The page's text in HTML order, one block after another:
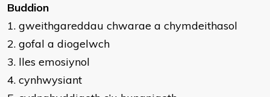
Buddion
1. gweithgareddau chwarae a chymdeithasol
2. gofal a diogelwch
3. lles emosiynol
4. cynhwysiant